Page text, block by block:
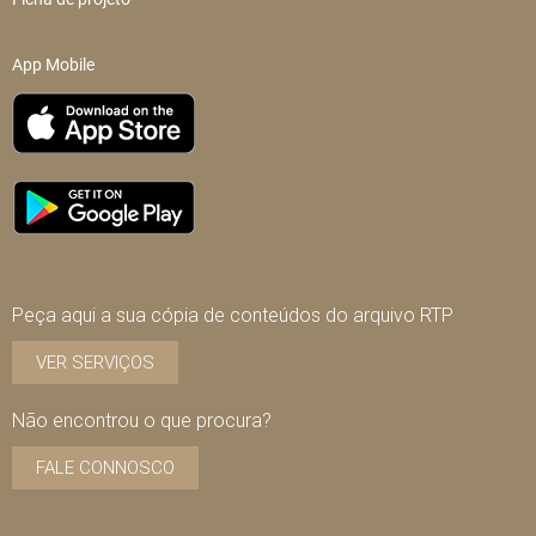
App Mobile
Peça aqui a sua cópia de conteúdos do arquivo RTP
VER SERVIÇOS
Não encontrou o que procura?
FALE CONNOSCO